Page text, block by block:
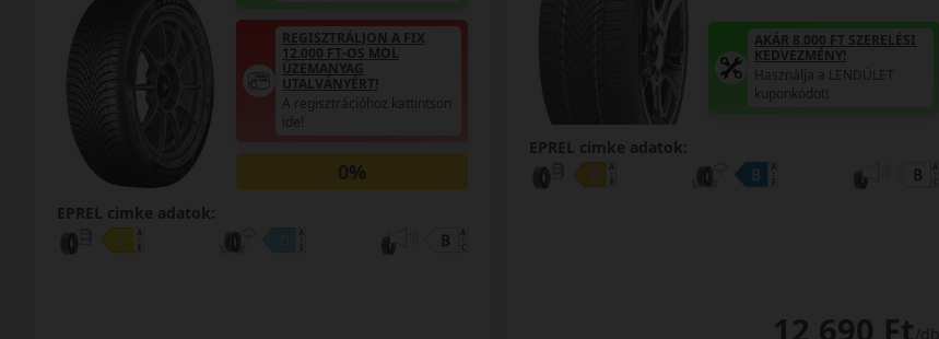
REGISZTRÁLJON A FIX
12.000 FT-OS MOL
ÜZEMANYAG
UTALVÁNYÉRT!
A regisztrációhoz kattintson
ide!
0%
EPREL cimke adatok:
AKÁR 8.000 FT SZERELÉSI
KEDVEZMÉNY!
Használja a LENDÜLET
kuponkódot!
EPREL cimke adatok:
/db